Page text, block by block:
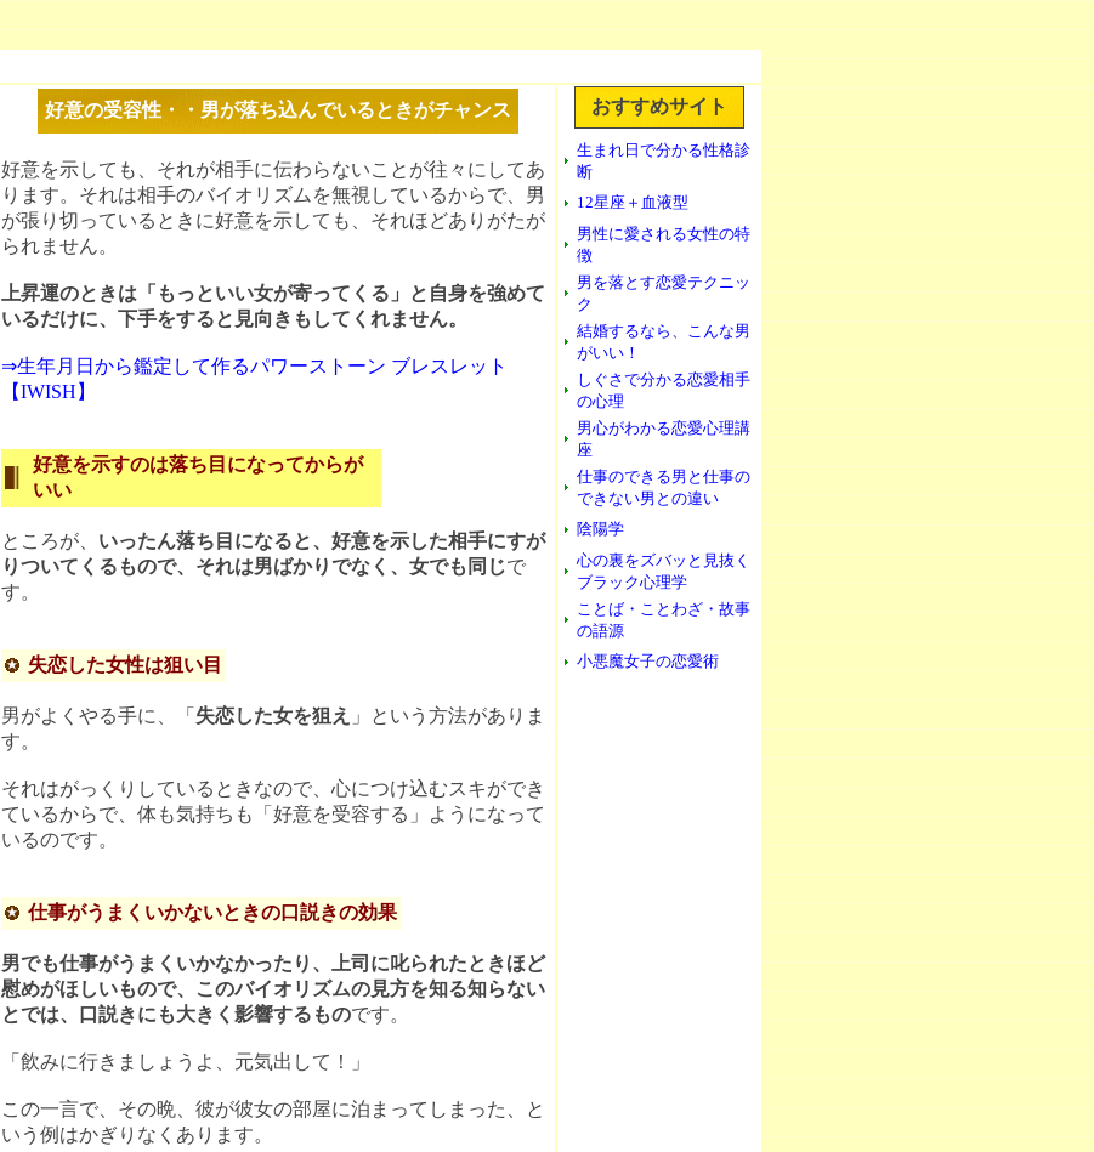
好意の受容性・・男が落ち込んでいるときがチャンス
好意を示しても、それが相手に伝わらないことが往々にしてあ
ります。それは相手のバイオリズムを無視しているからで、男
が張り切っているときに好意を示しても、それほどありがたが
られません。
上昇運のときは「もっといい女が寄ってくる」と自身を強めて
いるだけに、下手をすると見向きもしてくれません。
⇒生年月日から鑑定して作るパワーストーン ブレスレット
【IWISH】
好意を示すのは落ち目になってからが
いい
ところが、 いったん落ち目になると、好意を示した相手にすが
りついてくるもので、それは男ばかりでなく、女でも同じで
す。
失恋した女性は狙い目
男がよくやる手に、「 失恋した女を狙え 」という方法がありま
す。
それはがっくりしているときなので、心につけ込むスキができ
ているからで、体も気持ちも「好意を受容する」ようになって
いるのです。
仕事がうまくいかないときの口説きの効果
男でも仕事がうまくいかなかったり、上司に叱られたときほど
慰めがほしいもので、このバイオリズムの見方を知る知らない
とでは、口説きにも大きく影響するものです。
「飲みに行きましょうよ、元気出して！」
この一言で、その晩、彼が彼女の部屋に泊まってしまった、と
いう例はかぎりなくあります。
おすすめサイト
生まれ日で分かる性格診
断
12星座＋血液型
男性に愛される女性の特
徴
男を落とす恋愛テクニッ
ク
結婚するなら、こんな男
がいい！
しぐさで分かる恋愛相手
の心理
男心がわかる恋愛心理講
座
仕事のできる男と仕事の
できない男との違い
陰陽学
心の裏をズバッと見抜く
ブラック心理学
ことば・ことわざ・故事
の語源
小悪魔女子の恋愛術